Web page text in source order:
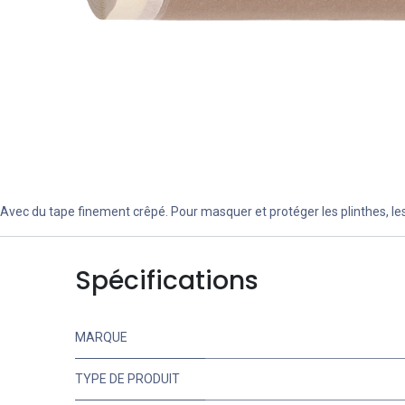
Avec du tape finement crêpé. Pour masquer et protéger les plinthes,
Spécifications
MARQUE
TYPE DE PRODUIT